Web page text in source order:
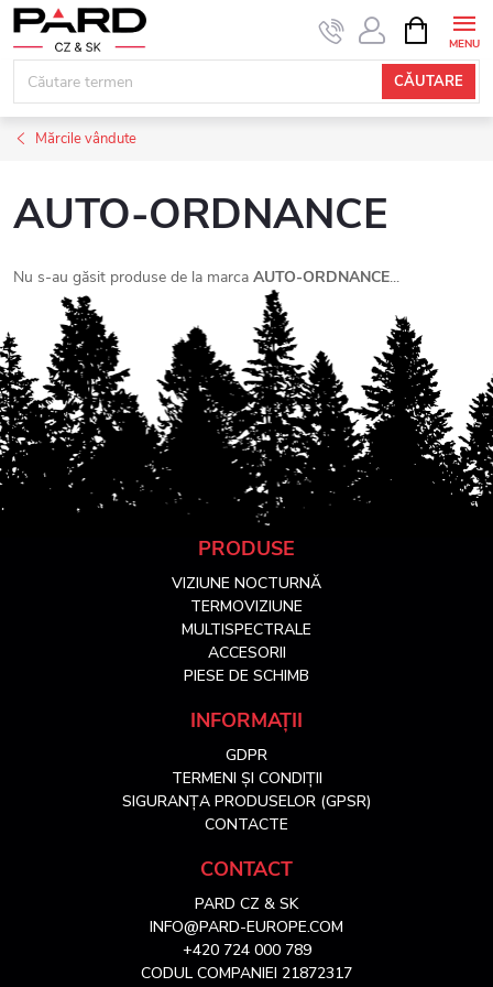
Treci
conținut
CĂUTARE
COŞ
DE
Mărcile vândute
AUTO-ORDNANCE
Nu s-au găsit produse de la marca AUTO-ORDNANCE...
PRODUSE
VIZIUNE NOCTURNĂ
TERMOVIZIUNE
MULTISPECTRALE
ACCESORII
PIESE DE SCHIMB
INFORMAȚII
GDPR
TERMENI ȘI CONDIȚII
SIGURANȚA PRODUSELOR (GPSR)
CONTACTE
CONTACT
PARD CZ & SK
INFO@PARD-EUROPE.COM
+420 724 000 789
CODUL COMPANIEI 21872317